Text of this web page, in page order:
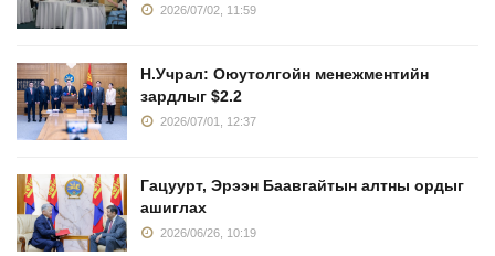
2026/07/02, 11:59
Н.Учрал: Оюутолгойн менежментийн
зардлыг $2.2
2026/07/01, 12:37
Гацуурт, Эрээн Баавгайтын алтны ордыг
ашиглах
2026/06/26, 10:19